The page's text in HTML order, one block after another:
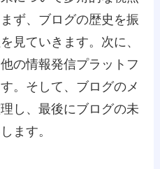
ず、ブログの歴史を振
見ていきます。次に、
の情報発信プラットフ
。そして、ブログのメ
し、最後にブログの未
ます。